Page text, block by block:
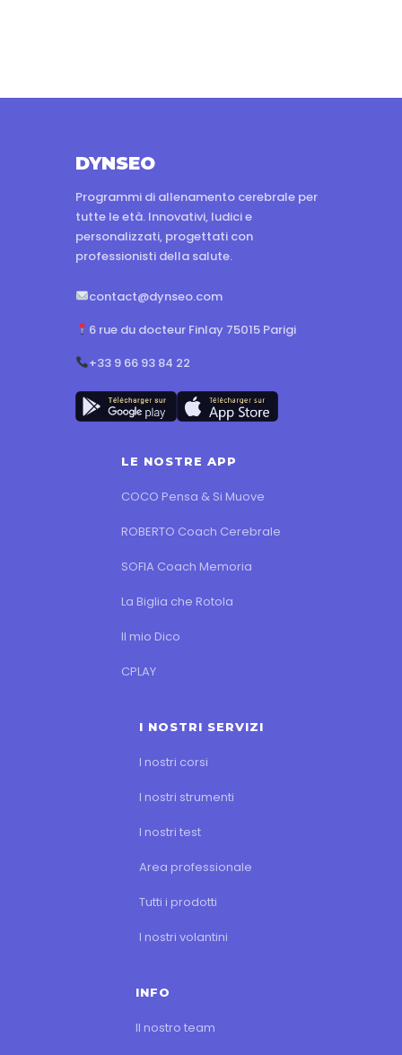
DYNSEO
Programmi di allenamento cerebrale per
tutte le età. Innovativi, ludici e
personalizzati, progettati con
professionisti della salute.
contact@dynseo.com
6 rue du docteur Finlay 75015 Parigi
+33 9 66 93 84 22
LE NOSTRE APP
COCO Pensa & Si Muove
ROBERTO Coach Cerebrale
SOFIA Coach Memoria
La Biglia che Rotola
Il mio Dico
CPLAY
I NOSTRI SERVIZI
I nostri corsi
I nostri strumenti
I nostri test
Area professionale
Tutti i prodotti
I nostri volantini
INFO
Il nostro team